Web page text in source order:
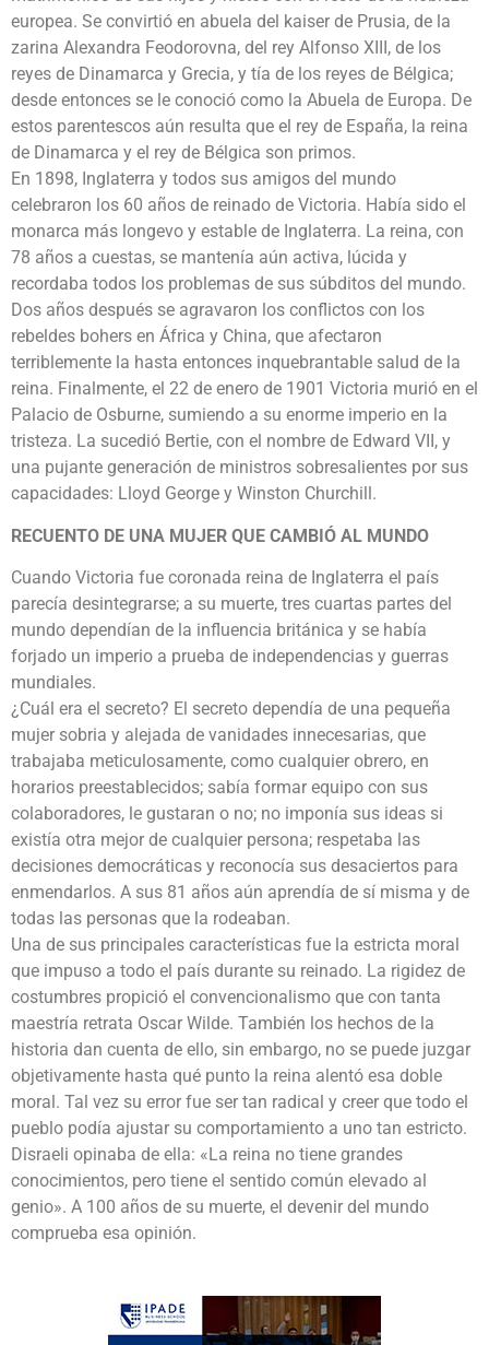
europea. Se convirtió en abuela del kaiser de Prusia, de la
zarina Alexandra Feodorovna, del rey Alfonso XIII, de los
reyes de Dinamarca y Grecia, y tía de los reyes de Bélgica;
desde entonces se le conoció como la Abuela de Europa. De
estos parentescos aún resulta que el rey de España, la reina
de Dinamarca y el rey de Bélgica son primos.
En 1898, Inglaterra y todos sus amigos del mundo
celebraron los 60 años de reinado de Victoria. Había sido el
monarca más longevo y estable de Inglaterra. La reina, con
78 años a cuestas, se mantenía aún activa, lúcida y
recordaba todos los problemas de sus súbditos del mundo.
Dos años después se agravaron los conflictos con los
rebeldes bohers en África y China, que afectaron
terriblemente la hasta entonces inquebrantable salud de la
reina. Finalmente, el 22 de enero de 1901 Victoria murió en el
Palacio de Osburne, sumiendo a su enorme imperio en la
tristeza. La sucedió Bertie, con el nombre de Edward VII, y
una pujante generación de ministros sobresalientes por sus
capacidades: Lloyd George y Winston Churchill.
RECUENTO DE UNA MUJER QUE CAMBIÓ AL MUNDO
Cuando Victoria fue coronada reina de Inglaterra el país
parecía desintegrarse; a su muerte, tres cuartas partes del
mundo dependían de la influencia británica y se había
forjado un imperio a prueba de independencias y guerras
mundiales.
¿Cuál era el secreto? El secreto dependía de una pequeña
mujer sobria y alejada de vanidades innecesarias, que
trabajaba meticulosamente, como cualquier obrero, en
horarios preestablecidos; sabía formar equipo con sus
colaboradores, le gustaran o no; no imponía sus ideas si
existía otra mejor de cualquier persona; respetaba las
decisiones democráticas y reconocía sus desaciertos para
enmendarlos. A sus 81 años aún aprendía de sí misma y de
todas las personas que la rodeaban.
Una de sus principales características fue la estricta moral
que impuso a todo el país durante su reinado. La rigidez de
costumbres propició el convencionalismo que con tanta
maestría retrata Oscar Wilde. También los hechos de la
historia dan cuenta de ello, sin embargo, no se puede juzgar
objetivamente hasta qué punto la reina alentó esa doble
moral. Tal vez su error fue ser tan radical y creer que todo el
pueblo podía ajustar su comportamiento a uno tan estricto.
Disraeli opinaba de ella: «La reina no tiene grandes
conocimientos, pero tiene el sentido común elevado al
genio». A 100 años de su muerte, el devenir del mundo
comprueba esa opinión.